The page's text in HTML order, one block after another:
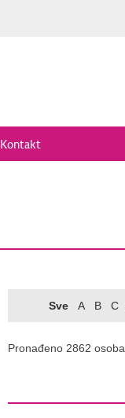
Kontakt
Sve A B C
Pronađeno 2862 osoba.